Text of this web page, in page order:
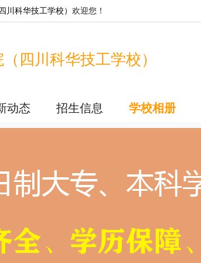
川科华技工学校） 欢迎您！
四川科华技工学校）
动态 招生信息 学校相册